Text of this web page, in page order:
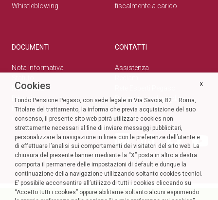
Whistleblowing
fiscalmente a carico
DOCUMENTI
Nota Informativa
Normativa
Bilanci
Modulistica
Circolari
CONTATTI
Assistenza
Privacy e cookie policy
SOCIAL
X
Cookies
Fondo Pensione Pegaso, con sede legale in Via Savoia, 82 – Roma,
Titolare del trattamento, la informa che previa acquisizione del suo
consenso, il presente sito web potrà utilizzare cookies non
strettamente necessari al fine di inviare messaggi pubblicitari,
personalizzare la navigazione in linea con le preferenze dell’utente e
di effettuare l’analisi sui comportamenti dei visitatori del sito web. La
chiusura del presente banner mediante la “X” posta in altro a destra
comporta il permanere delle impostazioni di default e dunque la
continuazione della navigazione utilizzando soltanto cookies tecnici.
E’ possibile acconsentire all’utilizzo di tutti i cookies cliccando su
“Accetto tutti i cookies” oppure abilitarne soltanto alcuni esprimendo